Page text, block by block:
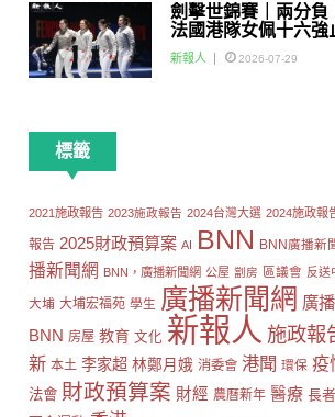
劍擊世錦賽｜兩分負
法國港隊女佩十六
雅齊：我好有信心我
到世界級嘅Team
新報人 2026-07-29
標籤
2021施政報告 2023施政報告 2024台灣大選 2024施政報
報告 2025財政預算案 AI BNN BNN廣播新
播新聞網 BNN，廣播新聞網 公屋 劏房 區議會 反送
大埔 大埔宏福苑 學生 廣播新聞網 廣
BNN 房屋 教育 文化 新報人 施政報
新 本土 李家超 林鄭月娥 消委會 港聞 環保 疫
法會 財政預算案 財經 農曆新年 醫療 長者